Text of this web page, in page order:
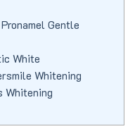
Gentle
White
Whitening
Whitening